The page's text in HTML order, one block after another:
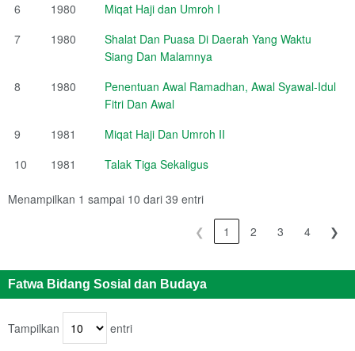
6
1980
Miqat Haji dan Umroh I
7
1980
Shalat Dan Puasa Di Daerah Yang Waktu
Siang Dan Malamnya
8
1980
Penentuan Awal Ramadhan, Awal Syawal-Idul
Fitri Dan Awal
9
1981
Miqat Haji Dan Umroh II
10
1981 Talak Tiga Sekaligus
Menampilkan 1 sampai 10 dari 39 entri
❮ 1 2 3 4 ❯
Fatwa Bidang Sosial dan Budaya
Tampilkan entri